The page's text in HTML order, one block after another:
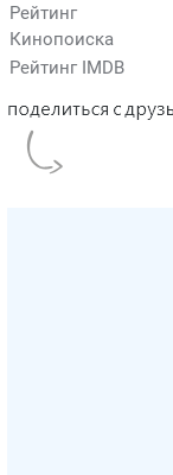
Рейтинг
Кинопоиска
Рейтинг IMDB